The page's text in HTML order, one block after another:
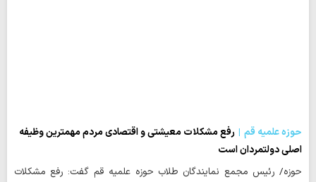
حوزه علمیه قم
رفع مشکلات معیشتی و اقتصادی مردم مهمترین وظیفه
اصلی دولتمردان است
حوزه/ رئیس مجمع نمایندگان طلاب حوزه علمیه قم گفت: رفع مشکلات